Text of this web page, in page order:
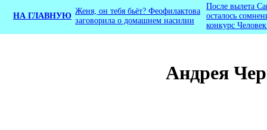
Андрея
НА ГЛАВНУЮ
Женя, он тебя бьёт? Феофилактова
заговорила о домашнем насилии
После вылета
осталось
конкурс